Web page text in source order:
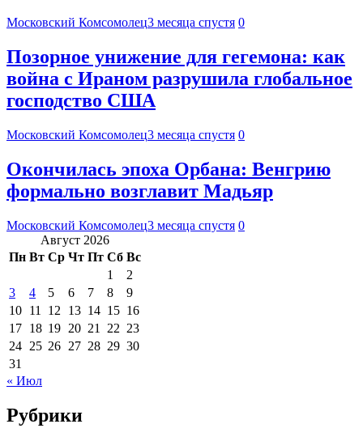
Московский Комсомолец3 месяца спустя 0
Позорное унижение для гегемона: как
война с Ираном разрушила глобальное
господство США
Московский Комсомолец3 месяца спустя 0
Окончилась эпоха Орбана: Венгрию
формально возглавит Мадьяр
Московский Комсомолец3 месяца спустя 0
Август 2026
Пн Вт Ср Чт Пт Сб Вс
1
2
3
4 5 6 7 8
9
10 11 12 13 14 15 16
17 18 19 20 21 22 23
24 25 26 27 28 29 30
31
« Июл
Рубрики